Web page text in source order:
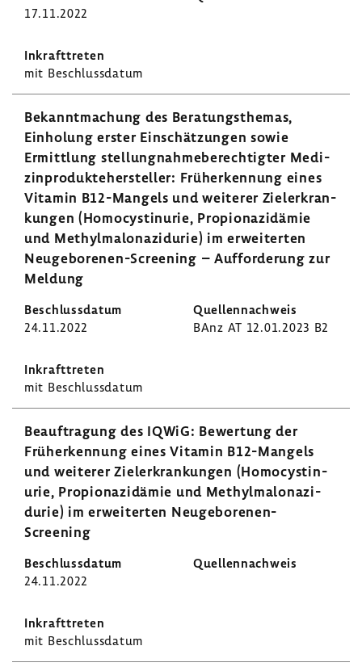
17.11.2022
mit Beschluss­datum
Bekannt­ma­chung des Bera­tungs­themas,
Einho­lung erster Einschät­zungen sowie
Ermitt­lung stel­lung­nah­me­be­rech­tigter Medi­
zin­pro­dukte­her­steller: Früh­erken­nung eines
Vitamin B12-​Mangels und weiterer Ziel­er­kran­
kungen (Homo­cys­ti­n­urie, Propio­na­zi­dämie
und Methyl­ma­lo­na­zi­durie) im erwei­terten
Neugeborenen-​Screening – Auffor­de­rung zur
Meldung
24.11.2022 BAnz AT 12.01.2023 B2
mit Beschluss­datum
Beauf­tra­gung des IQWiG: Bewer­tung der
Früh­erken­nung eines Vitamin B12-​Mangels
und weiterer Ziel­er­kran­kungen (Homo­cys­ti­n­
urie, Propio­na­zi­dämie und Methyl­ma­lo­na­zi­
durie) im erwei­terten Neugeborenen-​
Screening
24.11.2022
mit Beschluss­datum